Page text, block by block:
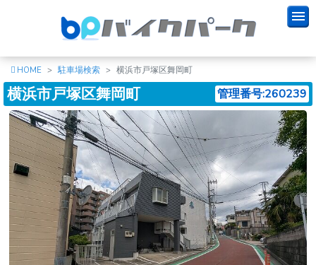
HOME 駐車場検索 横浜市戸塚区舞岡町
横浜市戸塚区舞岡町 管理番号:260239